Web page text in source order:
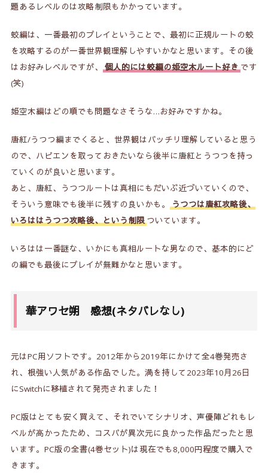
題あるレベルのは攻略制限もかかっています。
蛟編は、一番最初のプレイということで、最初に正規ルートの蛟
を攻略するのが一番世界観理解しやすいかなと思います。その後
はお好みレベルですが、
個人的には蛟編の姫空木ルート好きです
(笑)
姫空木編はどの順でも問題なさそうな…お好みですかね。
唐紅/うつつ編までくると、世界観はバッチリ理解していると思う
ので、ハピエンを取っておきたいなら後半に唐紅とうつつを持っ
ていくのが良いと思います。
あと、唐紅、うつつルートは真相にもだいぶ近づいていくので、
そういう意味でも後半に残すの良いかも。
うつつは唐紅攻略後、
いろははうつつ攻略後、という制限ついています。
いろはは一番謎な、いかにも真相ルートな男なので、基本的にど
の編でも最後にプレイが無難かなと思います。
華アワセ朔 感想(ネタバレなし)
元はPC用ソフトです。2012年から2019年にかけて全4巻発売さ
れ、根強い人気がある作品でした。満を持して2023年10月26日
にSwitchに移植されて発売されました！
PC版はとても安く買えて、それでいてシナリオ、声優陣どれもレ
ベルが高かったため、コスパが異次元に良かった作品だったと思
います。PC版の全書(4巻セット)は現在でも 8,000円程度で購入で
きます。